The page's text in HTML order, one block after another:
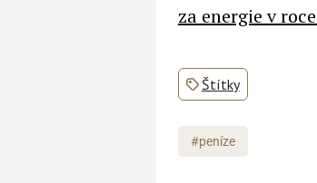
za energie v
Štítky
#peníze